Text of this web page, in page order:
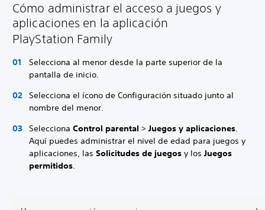
Cómo administrar el acceso a juegos y
aplicaciones en la aplicación
PlayStation Family
Selecciona al menor desde la parte superior de la
pantalla de inicio.
Selecciona el ícono de Configuración situado junto al
nombre del menor.
Selecciona Control parental > Juegos y aplicaciones.
Aquí puedes administrar el nivel de edad para juegos y
aplicaciones, las Solicitudes de juegos y los Juegos
permitidos.